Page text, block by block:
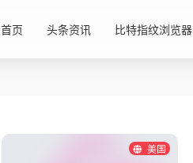
首页 头条资讯 比特指纹浏览器
美国